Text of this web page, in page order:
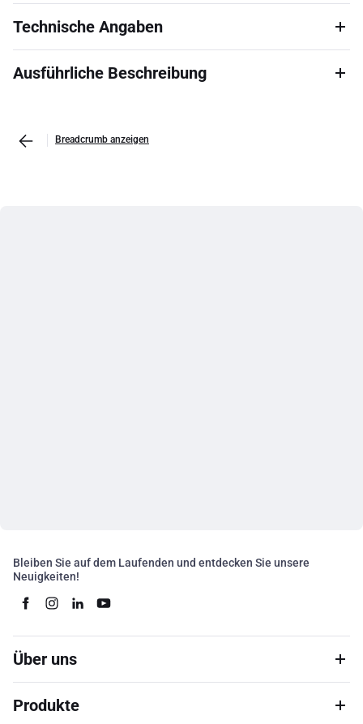
Technische Angaben
Ausführliche Beschreibung
Breadcrumb anzeigen
Bleiben Sie auf dem Laufenden und entdecken Sie unsere
Neuigkeiten!
Über uns
Produkte